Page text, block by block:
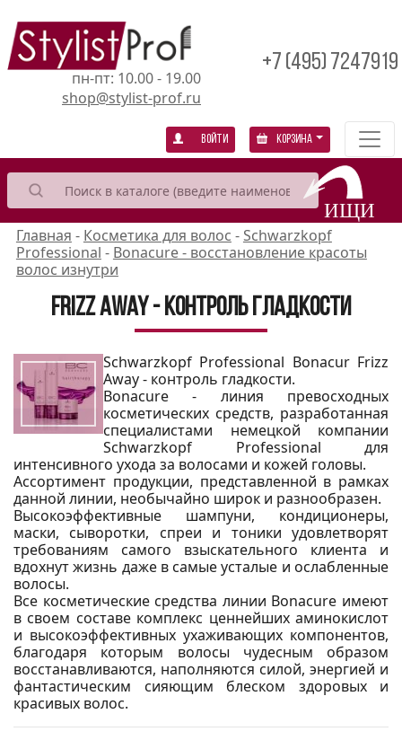
пн-пт: 10.00 - 19.00
shop@stylist-prof.ru
+7 (495) 7247919
Войти Корзина
Главная - Косметика для волос -Schwarzkopf
Professional - Bonacure - восстановление красоты
волос изнутри
Frizz Away - контроль гладкости
Schwarzkopf Professional Bonacur Frizz
Away - контроль гладкости.
Bonacure - линия превосходных
косметических средств, разработанная
специалистами немецкой компании
Schwarzkopf Professional для
интенсивного ухода за волосами и кожей головы.
Ассортимент продукции, представленной в рамках
данной линии, необычайно широк и разнообразен.
Высокоэффективные шампуни, кондиционеры,
маски, сыворотки, спреи и тоники удовлетворят
требованиям самого взыскательного клиента и
вдохнут жизнь даже в самые усталые и ослабленные
волосы.
Все косметические средства линии Bonacure имеют
в своем составе комплекс ценнейших аминокислот
и высокоэффективных ухаживающих компонентов,
благодаря которым волосы чудесным образом
восстанавливаются, наполняются силой, энергией и
фантастическим сияющим блеском здоровых и
красивых волос.